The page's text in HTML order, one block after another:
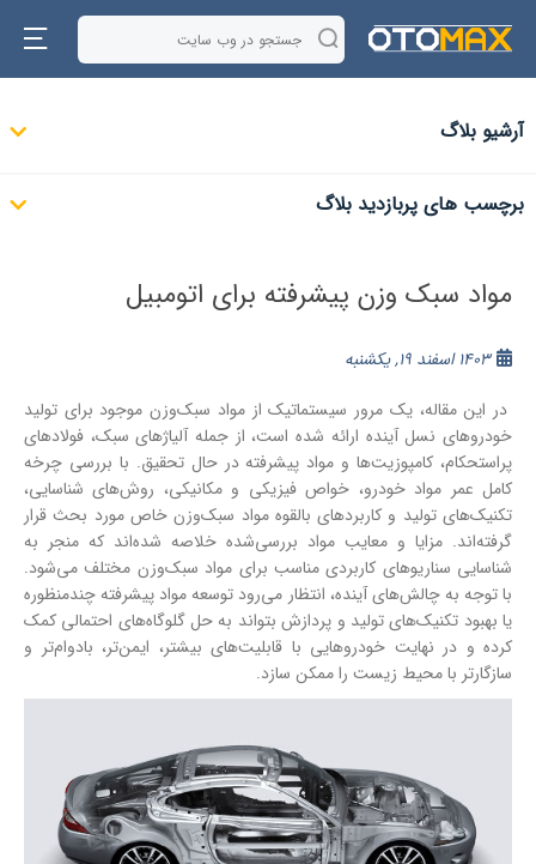
آرشیو بلاگ
برچسب های پربازدید بلاگ
مواد سبک وزن پیشرفته برای اتومبیل
1403 اسفند 19, یکشنبه
در این مقاله، یک مرور سیستماتیک از مواد سبک‌وزن موجود برای تولید
خودروهای نسل آینده ارائه شده است، از جمله آلیاژهای سبک، فولادهای
پراستحکام، کامپوزیت‌ها و مواد پیشرفته در حال تحقیق. با بررسی چرخه
کامل عمر مواد خودرو، خواص فیزیکی و مکانیکی، روش‌های شناسایی،
تکنیک‌های تولید و کاربردهای بالقوه مواد سبک‌وزن خاص مورد بحث قرار
گرفته‌اند. مزایا و معایب مواد بررسی‌شده خلاصه شده‌اند که منجر به
شناسایی سناریوهای کاربردی مناسب برای مواد سبک‌وزن مختلف می‌شود.
با توجه به چالش‌های آینده، انتظار می‌رود توسعه مواد پیشرفته چندمنظوره
یا بهبود تکنیک‌های تولید و پردازش بتواند به حل گلوگاه‌های احتمالی کمک
کرده و در نهایت خودروهایی با قابلیت‌های بیشتر، ایمن‌تر، بادوام‌تر و
سازگارتر با محیط زیست را ممکن سازد.